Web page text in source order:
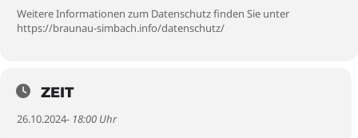
Weitere Informationen zum Datenschutz finden Sie unter
https://braunau-simbach.info/datenschutz/
ZEIT
26.10.2024- 18:00 Uhr